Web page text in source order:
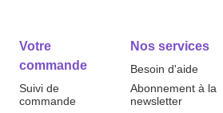
Votre
commande
Suivi de
commande
Nos services
Besoin d'aide
Abonnement à la
newsletter